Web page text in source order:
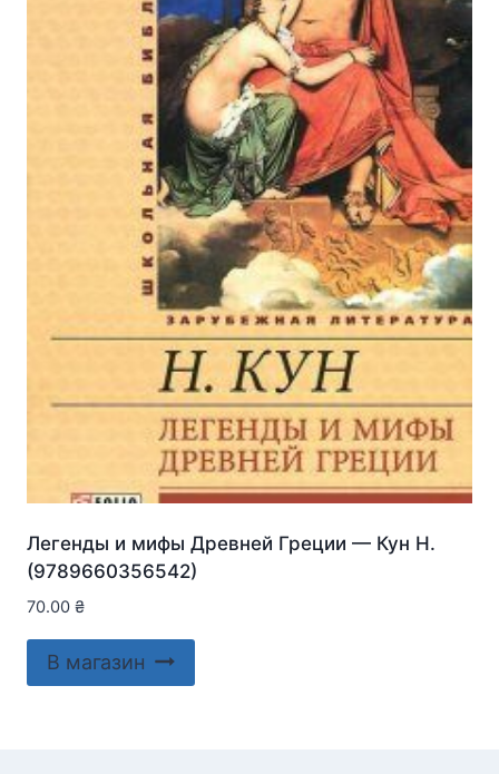
Легенды и мифы Древней Греции — Кун Н.
(9789660356542)
70.00 ₴
В магазин